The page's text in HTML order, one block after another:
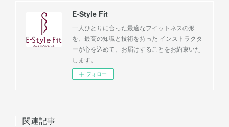
E-Style Fit
一人ひとりに合った最適なフイットネスの形
を、最高の知識と技術を持った インストラクタ
ーが心を込めて、お届けすることをお約束いた
します。
フォロー
関連記事